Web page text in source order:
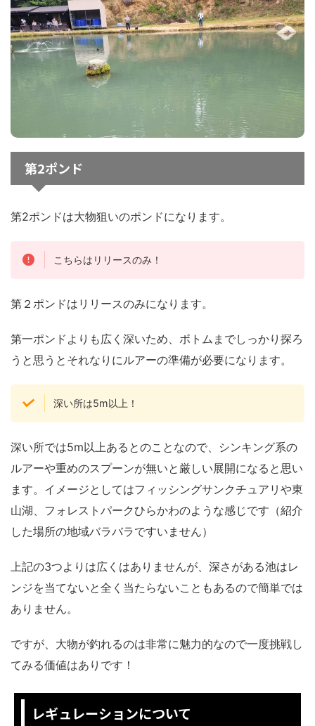
第2ポンド
第2ポンドは大物狙いのポンドになります。
こちらはリリースのみ！
第２ポンドはリリースのみになります。
第一ポンドよりも広く深いため、ボトムまでしっかり探ろ
うと思うとそれなりにルアーの準備が必要になります。
深い所は5m以上！
深い所では5m以上あるとのことなので、シンキング系の
ルアーや重めのスプーンが無いと厳しい展開になると思い
ます。イメージとしてはフィッシングサンクチュアリや東
山湖、フォレストパークひらかわのような感じです（紹介
した場所の地域バラバラですいません）
上記の3つよりは広くはありませんが、深さがある池はレ
ンジを当てないと全く当たらないこともあるので簡単では
ありません。
ですが、大物が釣れるのは非常に魅力的なので一度挑戦し
てみる価値はありです！
レギュレーションについて